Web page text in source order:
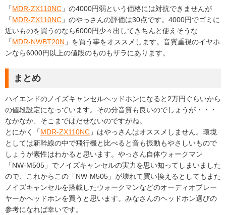
「MDR-ZX110NC 」の4000円弱という価格には対抗できませんが
「MDR-ZX110NC 」のやっさんの評価は30点です。4000円でゴミに
近いものを買うのなら6000円少々出してきちんと使えそうな
「MDR-NWBT20N 」を買う事をオススメします。音質重視のイヤホ
ンなら6000円以上の値段のものもザラにあります。
まとめ
ハイエンドのノイズキャンセルヘッドホンになると2万円ぐらいから
の値段設定になっています。その分音質も良いのでしょうが・・・
なかなか、そこまではだせないのですがね。
とにかく「MDR-ZX110NC 」はやっさんはオススメしません。環境
としては新幹線の中で飛行機と比べると音も振動もやさしいもので
しょうが素性はわかると思います。やっさん自体ウォークマン
「NW-M505」でノイズキャンセルの実力を思い知ってしまいました
ので、これからこの「NW-M505」が壊れて買い換えるとしてもまた
ノイズキャンセルを搭載したウォークマンなどのオーディオプレー
ヤーかヘッドホンを買うと思います。みなさんのヘッドホン選びの
参考になれば幸いです。